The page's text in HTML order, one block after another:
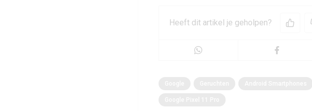
Heeft dit artikel je geholpen?